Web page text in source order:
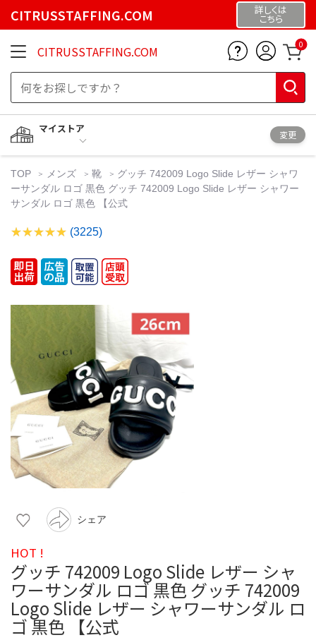
CITRUSSTAFFING.COM 詳しくは
こちら
CITRUSSTAFFING.COM 0
マイストア
変更
TOP メンズ 靴
グッチ 742009 Logo Slide レザー シャワ
ーサンダル ロゴ 黒色 グッチ 742009 Logo Slide レザー シャワー
サンダル ロゴ 黒色 【公式
(3225)
シェア
HOT !
グッチ 742009 Logo Slide レザー シャ
ワーサンダル ロゴ 黒色 グッチ 742009
Logo Slide レザー シャワーサンダル ロ
ゴ 黒色 【公式